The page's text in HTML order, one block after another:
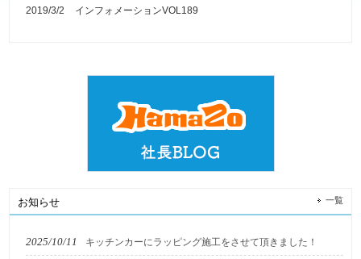
2019/3/2 インフォメーションVOL189
お知らせ 一覧
2025/10/11 キッチンカーにラッピング施工をさせて頂きました！